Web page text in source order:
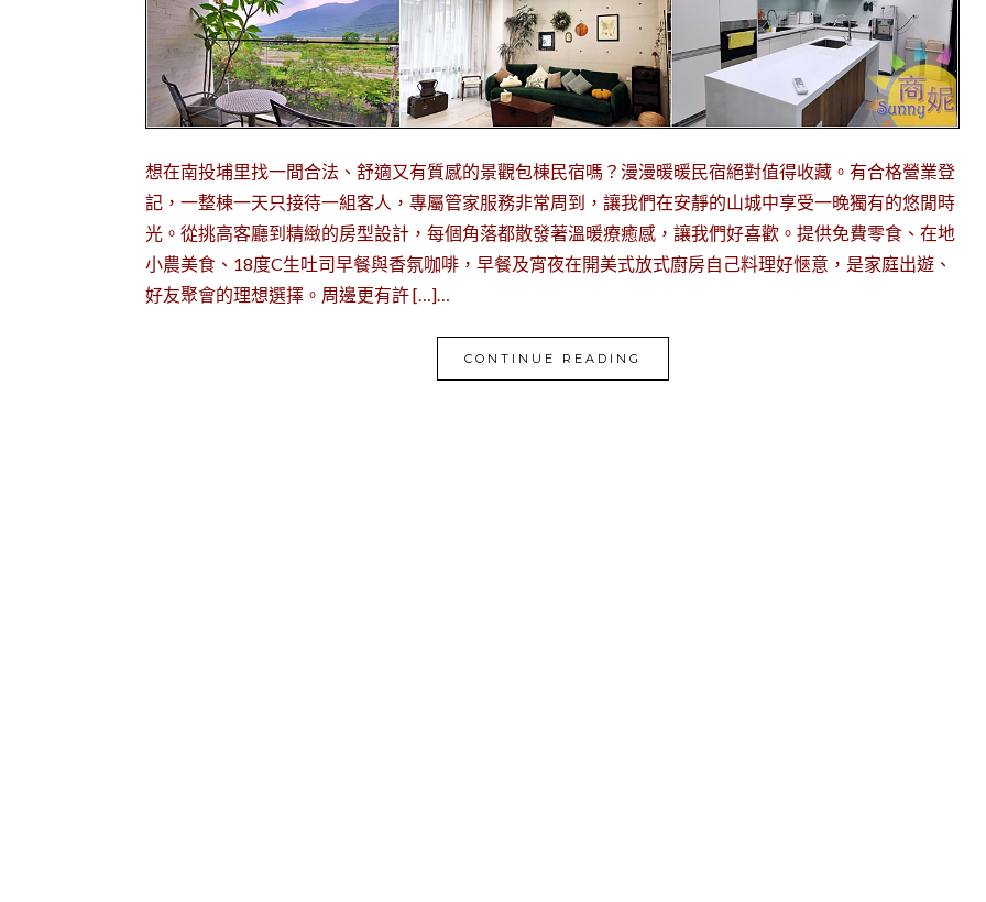
想在南投埔里找一間合法、舒適又有質感的景觀包棟民宿嗎？漫漫暖暖民宿絕對值得收藏。有合格營業登
記，一整棟一天只接待一組客人，專屬管家服務非常周到，讓我們在安靜的山城中享受一晚獨有的悠閒時
光。從挑高客廳到精緻的房型設計，每個角落都散發著溫暖療癒感，讓我們好喜歡。提供免費零食、在地
小農美食、18度C生吐司早餐與香氛咖啡，早餐及宵夜在開美式放式廚房自己料理好愜意，是家庭出遊、
好友聚會的理想選擇。周邊更有許 […]…
CONTINUE READING